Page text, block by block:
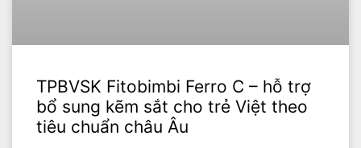
TPBVSK Fitobimbi Ferro C – hỗ trợ
bổ sung kẽm sắt cho trẻ Việt theo
tiêu chuẩn châu Âu